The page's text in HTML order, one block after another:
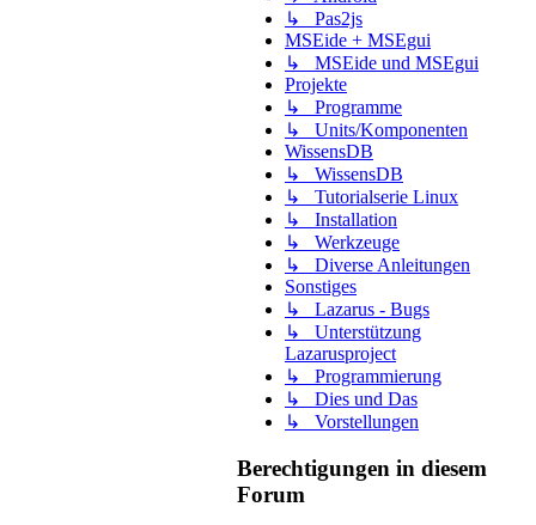
↳ Pas2js
MSEide + MSEgui
↳ MSEide und MSEgui
Projekte
↳ Programme
↳ Units/Komponenten
WissensDB
↳ WissensDB
↳ Tutorialserie Linux
↳ Installation
↳ Werkzeuge
↳ Diverse Anleitungen
Sonstiges
↳ Lazarus - Bugs
↳ Unterstützung
Lazarusproject
↳ Programmierung
↳ Dies und Das
↳ Vorstellungen
Berechtigungen in diesem
Forum